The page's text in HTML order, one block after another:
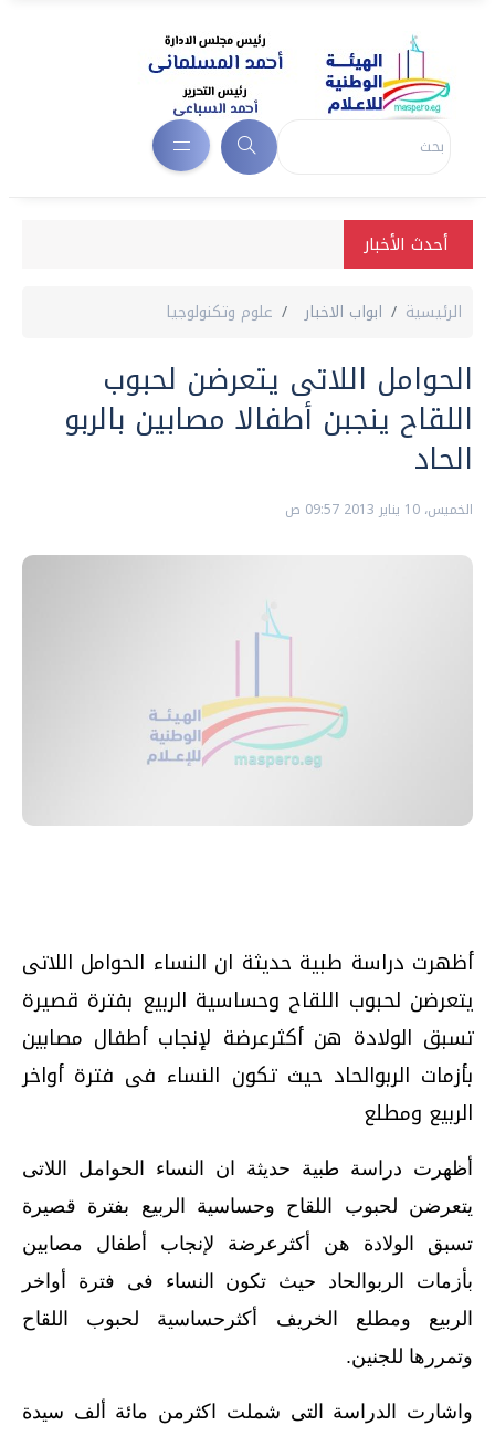
أحدث الأخبار
الرئيسية ابواب الاخبار علوم وتكنولوجيا
الحوامل اللاتى يتعرضن لحبوب
اللقاح ينجبن أطفالا مصابين بالربو
الحاد
الخميس، 10 يناير 2013 09:57 ص
أظهرت دراسة طبية حديثة ان النساء الحوامل اللاتى
يتعرضن لحبوب اللقاح وحساسية الربيع بفترة قصيرة
تسبق الولادة هن أكثرعرضة لإنجاب أطفال مصابين
بأزمات الربوالحاد حيث تكون النساء فى فترة أواخر
الربيع ومطلع
أظهرت دراسة طبية حديثة ان النساء الحوامل اللاتى
يتعرضن لحبوب اللقاح وحساسية الربيع بفترة قصيرة
تسبق الولادة هن أكثرعرضة لإنجاب أطفال مصابين
بأزمات الربوالحاد حيث تكون النساء فى فترة أواخر
الربيع ومطلع الخريف أكثرحساسية لحبوب اللقاح
وتمررها للجنين.
واشارت الدراسة التى شملت اكثرمن مائة ألف سيدة